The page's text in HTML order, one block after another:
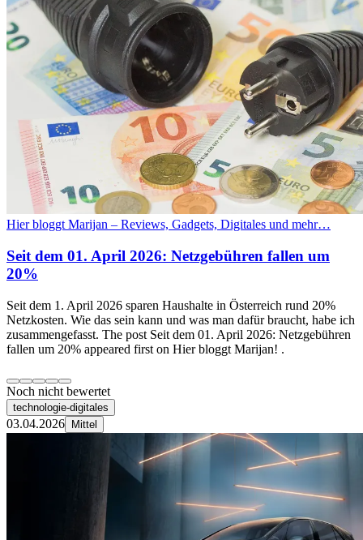
Hier bloggt Marijan – Reviews, Gadgets, Digitales und mehr…
Seit dem 01. April 2026: Netzgebühren fallen um
20%
Seit dem 1. April 2026 sparen Haushalte in Österreich rund 20%
Netzkosten. Wie das sein kann und was man dafür braucht, habe ich
zusammengefasst. The post Seit dem 01. April 2026: Netzgebühren
fallen um 20% appeared first on Hier bloggt Marijan! .
Noch nicht bewertet
technologie-digitales
03.04.2026 Mittel